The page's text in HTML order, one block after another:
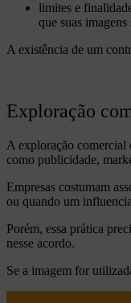
limites e
que suas
A existência de um
Exploração
A exploração comercial
como publicidade,
Empresas costumam
ou quando um
Porém, essa prática
nesse acordo.
Se a imagem for